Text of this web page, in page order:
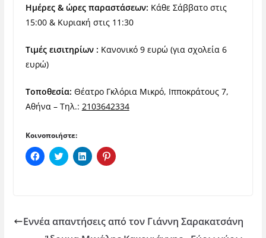
Ημέρες & ώρες παραστάσεων: Κάθε Σάββατο στις
15:00 & Κυριακή στις 11:30
Τιμές εισιτηρίων : Κανονικό 9 ευρώ (για σχολεία 6
ευρώ)
Τοποθεσία: Θέατρο Γκλόρια Μικρό, Ιπποκράτους 7,
Αθήνα – Τηλ.: 2103642334
Κοινοποιήστε:
Π
α
ι
α
Κ
λ
ι
Κ
λ
ι
Κ
λ
ι
Εννέα απαντήσεις από τον Γιάννη Σαρακατσάνη